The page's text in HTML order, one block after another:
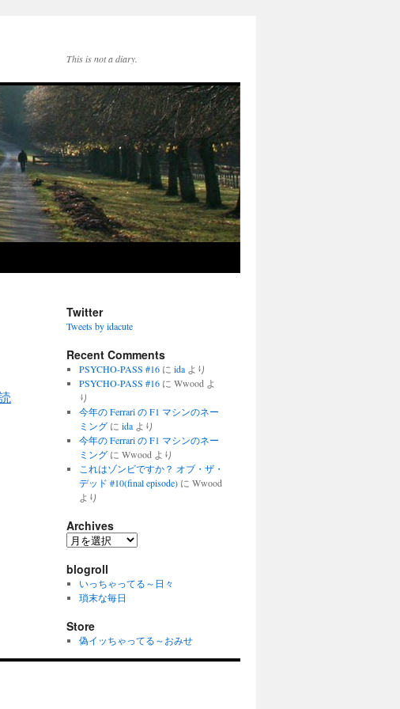
This is not a diary.
Twitter
Tweets by idacute
Recent Comments
PSYCHO-PASS #16に idaより
PSYCHO-PASS #16に Wwood よ
り
今年の Ferrari の F1 マシンのネー
ミングに idaより
今年の Ferrari の F1 マシンのネー
ミングに Wwood より
これはゾンビですか？ オブ・ザ・
デッド #10(final episode)に Wwood
より
Archives
Archives
blogroll
いっちゃってる～日々
瑣末な毎日
Store
偽イッちゃってる～おみせ